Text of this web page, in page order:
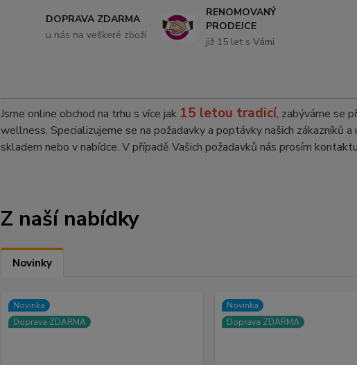
DOPRAVA ZDARMA
u nás na veškeré zboží
RENOMOVANÝ
PRODEJCE
již 15 let s Vámi
Jsme online obchod na trhu s více jak 15 letou tradicí, zabýváme se
wellness. Specializujeme se na požadavky a poptávky našich zákazníků
skladem nebo v nabídce. V případě Vašich požadavků nás prosím
Z naší nabídky
Novinky
Novinka
Doprava ZDARMA
Novinka
Doprava ZDARMA